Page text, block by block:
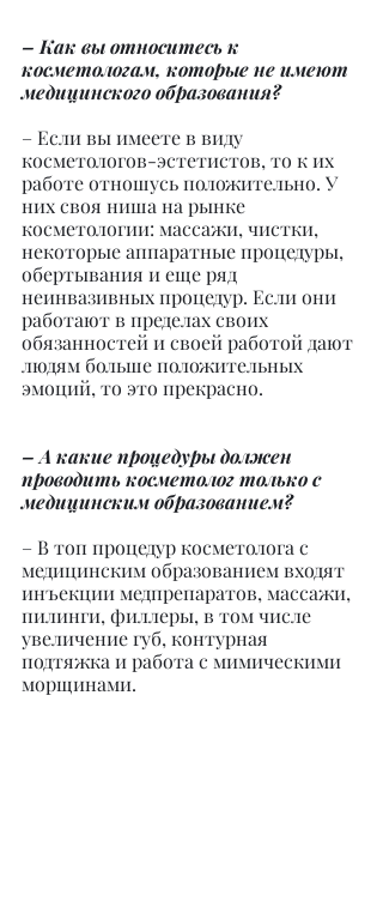
– Как вы относитесь к
косметологам, которые не имеют
медицинского образования?
– Если вы имеете в виду
косметологов-эстетистов, то к их
работе отношусь положительно. У
них своя ниша на рынке
косметологии: массажи, чистки,
некоторые аппаратные процедуры,
обертывания и еще ряд
неинвазивных процедур. Если они
работают в пределах своих
обязанностей и своей работой дают
людям больше положительных
эмоций, то это прекрасно.
– А какие процедуры должен
проводить косметолог только с
медицинским образованием?
– В топ процедур косметолога с
медицинским образованием входят
инъекции медпрепаратов, массажи,
пилинги, филлеры, в том числе
увеличение губ, контурная
подтяжка и работа с мимическими
морщинами.